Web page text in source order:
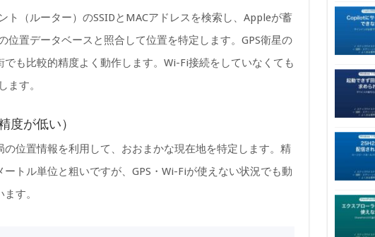
ト（ルーター）のSSIDとMACアドレスを検索し、Appleが蓄
位置データベースと照合して位置を特定します。GPS衛星の
も比較的精度よく動作します。Wi-Fi接続をしていなくても
ます。
度が低い）
位置情報を利用して、おおまかな現在地を特定します。精
トル単位と粗いですが、GPS・Wi-Fiが使えない状況でも動
す。